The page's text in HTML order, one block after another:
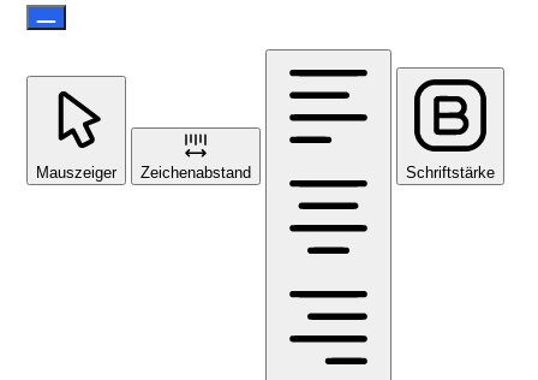
Mauszeiger Zeichenabstand Schriftstärke